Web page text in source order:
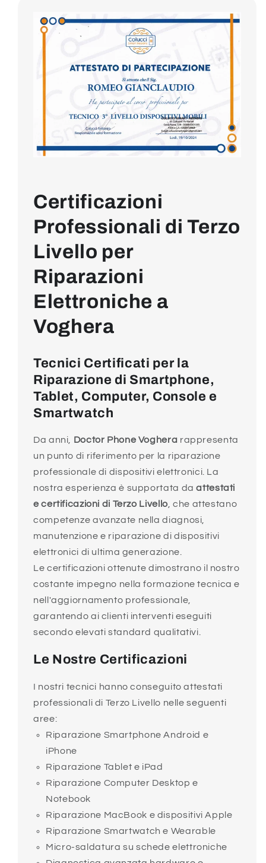
Certificazioni
Professionali di Terzo
Livello per
Riparazioni
Elettroniche a
Voghera
Tecnici Certificati per la
Riparazione di Smartphone,
Tablet, Computer, Console e
Smartwatch
Da anni, Doctor Phone Voghera rappresenta
un punto di riferimento per la riparazione
professionale di dispositivi elettronici. La
nostra esperienza è supportata daattestati
e certificazioni di Terzo Livello , che attestano
competenze avanzate nella diagnosi,
manutenzione e riparazione di dispositivi
elettronici di ultima generazione.
Le certificazioni ottenute dimostrano il nostro
costante impegno nella formazione tecnica e
nell'aggiornamento professionale,
garantendo ai clienti interventi eseguiti
secondo elevati standard qualitativi.
Le Nostre Certificazioni
I nostri tecnici hanno conseguito attestati
professionali di Terzo Livello nelle seguenti
aree:
Riparazione Smartphone Android e
iPhone
Riparazione Tablet e iPad
Riparazione Computer Desktop e
Notebook
Riparazione MacBook e dispositivi Apple
Riparazione Smartwatch e Wearable
Micro-saldatura su schede elettroniche